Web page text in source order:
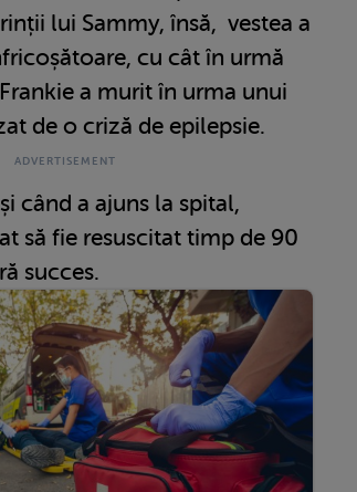
lui Sammy, însă, vestea a
cu cât în urmă
a murit în urma unui
de o criză de epilepsie.
când a ajuns la spital,
să fie resuscitat timp de 90
succes.